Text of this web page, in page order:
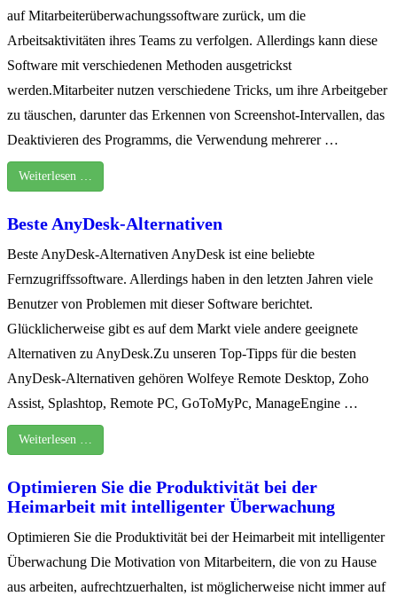
auf Mitarbeiterüberwachungssoftware zurück, um die
Arbeitsaktivitäten ihres Teams zu verfolgen. Allerdings kann diese
Software mit verschiedenen Methoden ausgetrickst
werden.Mitarbeiter nutzen verschiedene Tricks, um ihre Arbeitgeber
zu täuschen, darunter das Erkennen von Screenshot-Intervallen, das
Deaktivieren des Programms, die Verwendung mehrerer …
Weiterlesen …
Beste AnyDesk-Alternativen
Beste AnyDesk-Alternativen AnyDesk ist eine beliebte
Fernzugriffssoftware. Allerdings haben in den letzten Jahren viele
Benutzer von Problemen mit dieser Software berichtet.
Glücklicherweise gibt es auf dem Markt viele andere geeignete
Alternativen zu AnyDesk.Zu unseren Top-Tipps für die besten
AnyDesk-Alternativen gehören Wolfeye Remote Desktop, Zoho
Assist, Splashtop, Remote PC, GoToMyPc, ManageEngine …
Weiterlesen …
Optimieren Sie die Produktivität bei der
Heimarbeit mit intelligenter Überwachung
Optimieren Sie die Produktivität bei der Heimarbeit mit intelligenter
Überwachung Die Motivation von Mitarbeitern, die von zu Hause
aus arbeiten, aufrechtzuerhalten, ist möglicherweise nicht immer auf